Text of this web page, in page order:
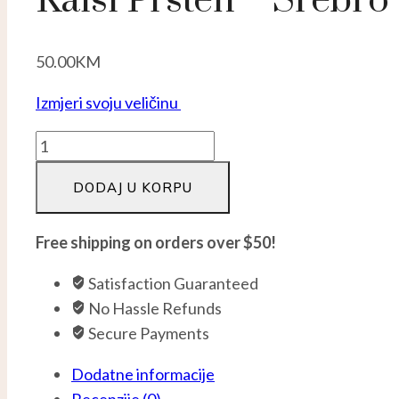
50.00KM
Izmjeri svoju veličinu
Kaisi
prsten
Srebro
925
DODAJ U KORPU
Free shipping on orders over $50!
Satisfaction Guaranteed
No Hassle Refunds
Secure Payments
Dodatne informacije